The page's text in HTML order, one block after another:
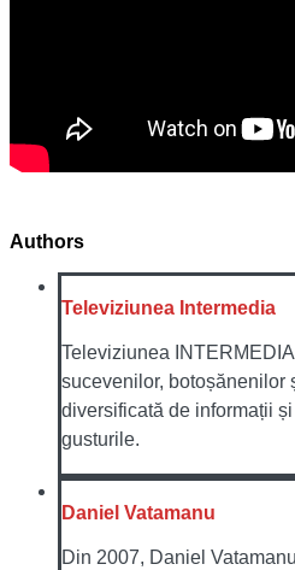
Authors
Televiziunea Intermedia
Televiziunea
sucevenilor, botoșănenilor
diversificată de informații
gusturile.
Daniel Vatamanu
Din 2007, Daniel